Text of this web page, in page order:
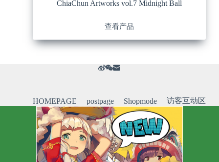
ChiaChun Artworks vol.7 Midnight Ball
查看产品
HOMEPAGE postpage Shopmode 访客互动区